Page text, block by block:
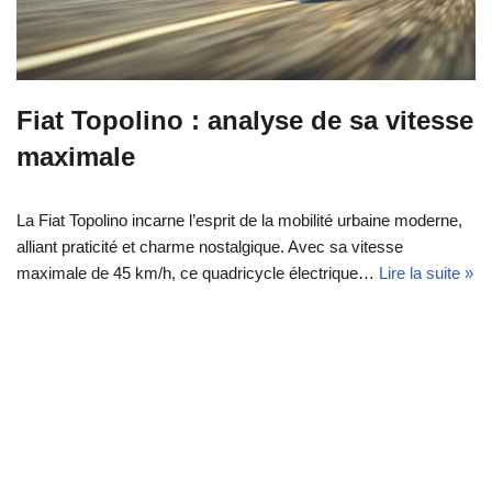
Fiat Topolino : analyse de sa vitesse
maximale
La Fiat Topolino incarne l’esprit de la mobilité urbaine moderne,
alliant praticité et charme nostalgique. Avec sa vitesse
maximale de 45 km/h, ce quadricycle électrique… Lire la suite »